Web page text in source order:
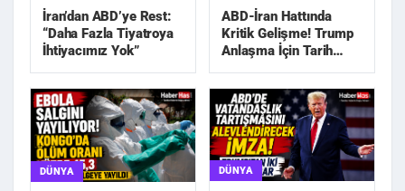
İran’dan ABD’ye Rest:
“Daha Fazla Tiyatroya
İhtiyacımız Yok”
ABD-İran Hattında
Kritik Gelişme! Trump
Anlaşma İçin Tarih
DÜNYA DÜNYA